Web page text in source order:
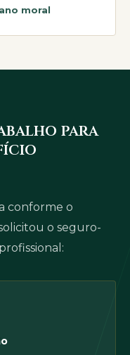
moral
para
conforme o
o seguro-